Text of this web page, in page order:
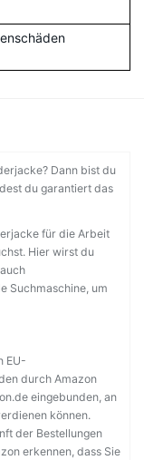
Dann bist du
du garantiert das
für die Arbeit
Hier wirst du
Suchmaschine, um
EU-
durch Amazon
eingebunden, an
können.
der Bestellungen
erkennen, dass Sie